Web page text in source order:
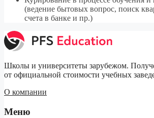
(ведение бытовых вопрос, поиск
счета в банке и пр.)
Школы и университеты зарубежом.
от официальной стоимости учебных
О компании
Меню